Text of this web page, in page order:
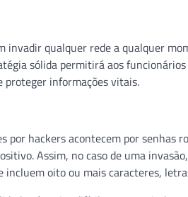
invadir qualquer rede a qualquer
sólida permitirá aos
proteger informações vitais.
por hackers acontecem por
Assim, no caso de uma
oito ou mais caracteres,